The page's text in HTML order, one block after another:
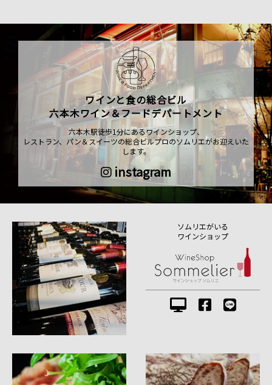
ワインと食の総合ビル
六本木ワイン＆フードデパートメント
六本木駅徒歩1分にあるワインショップ、
レストラン、パン＆スイーツの総合ビルプロのソムリエがお迎えいた
します。
instagram
ソムリエがいる
ワインショップ